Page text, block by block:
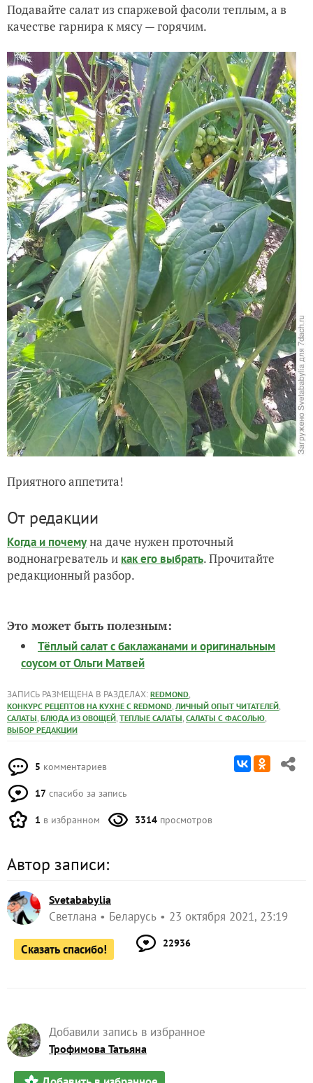
Подавайте салат из спаржевой фасоли теплым, а в
качестве гарнира к мясу — горячим.
Приятного аппетита!
От редакции
Когда и почемуна даче нужен проточный
воднонагреватель и как его выбрать. Прочитайте
редакционный разбор.
Это может быть полезным:
Тёплый салат с баклажанами и оригинальным
соусом от Ольги Матвей
ЗАПИСЬ РАЗМЕЩЕНА В РАЗДЕЛАХ: REDMOND,
КОНКУРС РЕЦЕПТОВ НА КУХНЕ С REDMOND, ЛИЧНЫЙ ОПЫТ ЧИТАТЕЛЕЙ,
САЛАТЫ, БЛЮДА ИЗ ОВОЩЕЙ, ТЕПЛЫЕ САЛАТЫ, САЛАТЫ С ФАСОЛЬЮ,
ВЫБОР РЕДАКЦИИ
5 комментариев
17 спасибо за запись
1 в избранном 3314 просмотров
Автор записи:
Svetababylia
Светлана Беларусь 23 октября 2021, 23:19
Сказать спасибо! 22936
Добавили запись в избранное
Трофимова Татьяна